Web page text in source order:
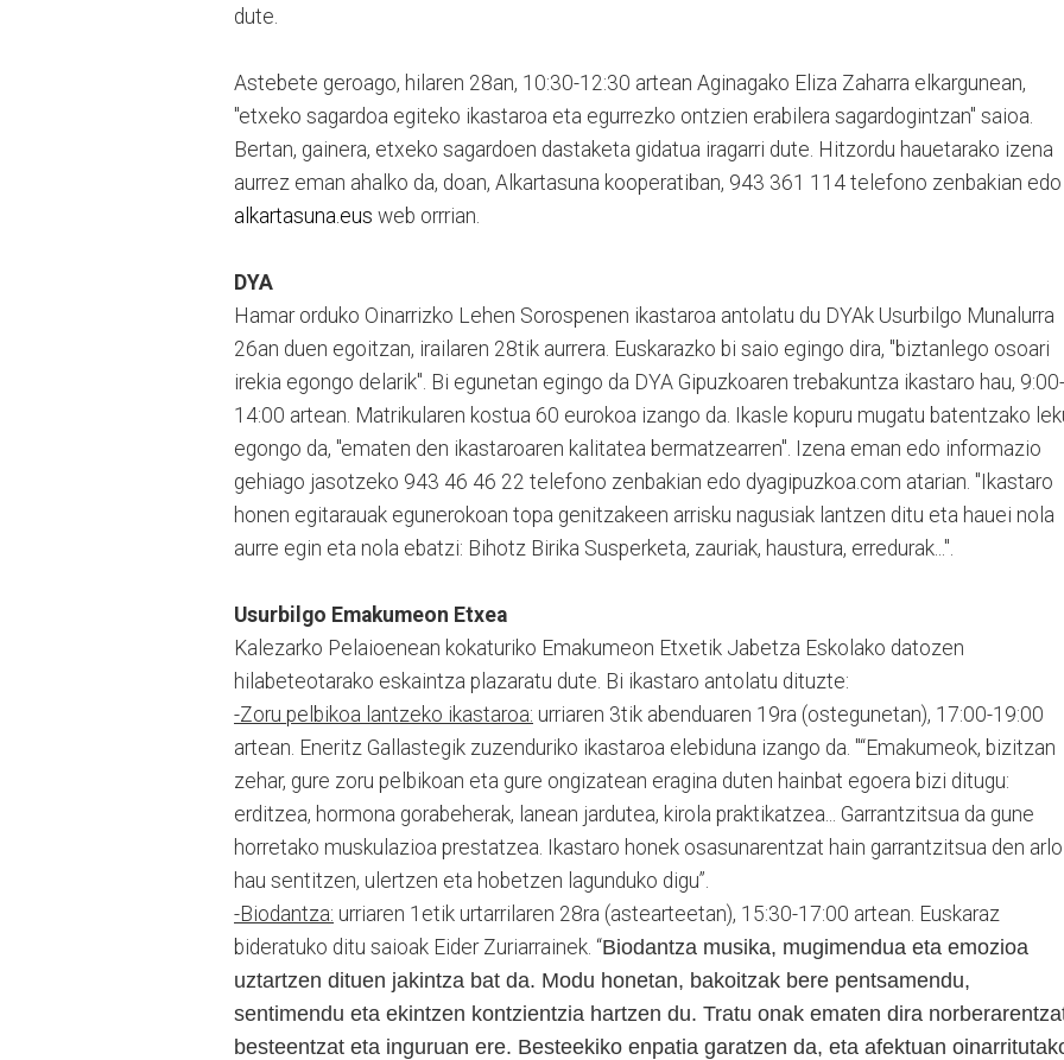
dute.
Astebete geroago, hilaren 28an, 10:30-12:30 artean Aginagako Eliza Zaharra elkargunean,
"etxeko sagardoa egiteko ikastaroa eta egurrezko ontzien erabilera sagardogintzan" saioa.
Bertan, gainera, etxeko sagardoen dastaketa gidatua iragarri dute. Hitzordu hauetarako izena
aurrez eman ahalko da, doan, Alkartasuna kooperatiban, 943 361 114 telefono zenbakian edo
alkartasuna.eus web orrrian.
DYA
Hamar orduko Oinarrizko Lehen Sorospenen ikastaroa antolatu du DYAk Usurbilgo Munalurra
26an duen egoitzan, irailaren 28tik aurrera. Euskarazko bi saio egingo dira, "biztanlego osoari
irekia egongo delarik". Bi egunetan egingo da DYA Gipuzkoaren trebakuntza ikastaro hau, 9:00-
14:00 artean. Matrikularen kostua 60 eurokoa izango da. Ikasle kopuru mugatu batentzako
egongo da, "ematen den ikastaroaren kalitatea bermatzearren". Izena eman edo informazio
gehiago jasotzeko 943 46 46 22 telefono zenbakian edo dyagipuzkoa.com atarian. "Ikastaro
honen egitarauak egunerokoan topa genitzakeen arrisku nagusiak lantzen ditu eta hauei nola
aurre egin eta nola ebatzi: Bihotz Birika Susperketa, zauriak, haustura, erredurak...".
Usurbilgo Emakumeon Etxea
Kalezarko Pelaioenean kokaturiko Emakumeon Etxetik Jabetza Eskolako datozen
hilabeteotarako eskaintza plazaratu dute. Bi ikastaro antolatu dituzte:
-Zoru pelbikoa lantzeko ikastaroa: urriaren 3tik abenduaren 19ra (ostegunetan), 17:00-19:00
artean. Eneritz Gallastegik zuzenduriko ikastaroa elebiduna izango da. "“Emakumeok, bizitzan
zehar, gure zoru pelbikoan eta gure ongizatean eragina duten hainbat egoera bizi ditugu:
erditzea, hormona gorabeherak, lanean jardutea, kirola praktikatzea... Garrantzitsua da gune
horretako muskulazioa prestatzea. Ikastaro honek osasunarentzat hain garrantzitsua den arlo
hau sentitzen, ulertzen eta hobetzen lagunduko digu”.
-Biodantza: urriaren 1etik urtarrilaren 28ra (astearteetan), 15:30-17:00 artean. Euskaraz
bideratuko ditu saioak Eider Zuriarrainek. “Biodantza musika, mugimendua eta emozioa
uztartzen dituen jakintza bat da. Modu honetan, bakoitzak bere pentsamendu,
sentimendu eta ekintzen kontzientzia hartzen du. Tratu onak ematen dira
besteentzat eta inguruan ere. Besteekiko enpatia garatzen da, eta afektuan